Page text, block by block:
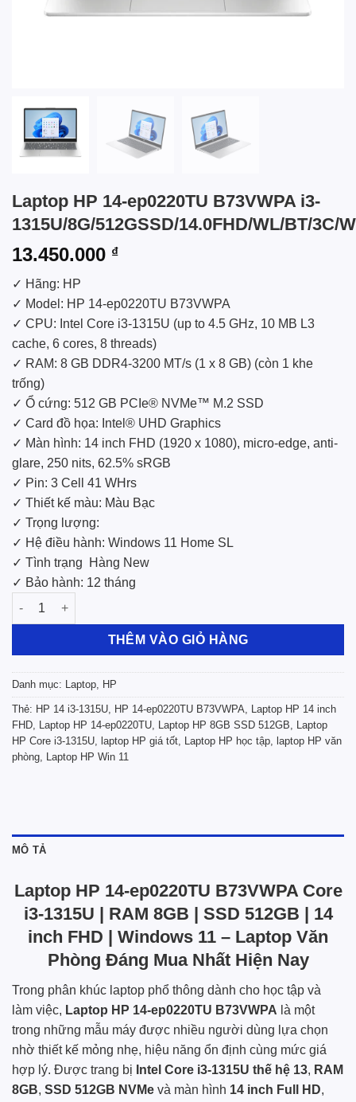
Laptop HP 14-ep0220TU B73VWPA i3-
1315U/8G/512GSSD/14.0FHD/WL/BT/3C/
13.450.000 ₫
✓ Hãng: HP
✓ Model: HP 14-ep0220TU B73VWPA
✓ CPU: Intel Core i3-1315U (up to 4.5 GHz, 10 MB L3
cache, 6 cores, 8 threads)
✓ RAM: 8 GB DDR4-3200 MT/s (1 x 8 GB) (còn 1 khe
trống)
✓ Ổ cứng: 512 GB PCIe® NVMe™ M.2 SSD
✓ Card đồ họa: Intel® UHD Graphics
✓ Màn hình: 14 inch FHD (1920 x 1080), micro-edge, anti-
glare, 250 nits, 62.5% sRGB
✓ Pin: 3 Cell 41 WHrs
✓ Thiết kế màu: Màu Bạc
✓ Trọng lượng:
✓ Hệ điều hành: Windows 11 Home SL
✓ Tình trạng
Hàng New
✓ Bảo hành: 12 tháng
Laptop HP 14-ep0220TU B73VWPA i3-1315U/8G/512GSSD/
THÊM VÀO GIỎ HÀNG
Danh mục: Laptop HP
Thẻ: HP 14 i3-1315U HP 14-ep0220TU B73VWPA
Laptop HP 14 inch
FHD Laptop HP 14-ep0220TU Laptop HP 8GB SSD 512GB
Laptop
HP Core i3-1315U laptop HP giá tốt Laptop HP học tập laptop HP văn
phòng Laptop HP Win 11
MÔ TẢ
Laptop HP 14-ep0220TU B73VWPA Core
i3-1315U | RAM 8GB | SSD 512GB | 14
inch FHD | Windows 11 – Laptop Văn
Phòng Đáng Mua Nhất Hiện Nay
Trong phân khúc laptop phổ thông dành cho học tập và
làm việc, Laptop HP 14-ep0220TU B73VWPA là một
trong những mẫu máy được nhiều người dùng lựa chọn
nhờ thiết kế mỏng nhẹ, hiệu năng ổn định cùng mức giá
hợp lý. Được trang bị Intel Core i3-1315U thế hệ 13, RAM
8GB, SSD 512GB NVMe và màn hình 14 inch Full HD,